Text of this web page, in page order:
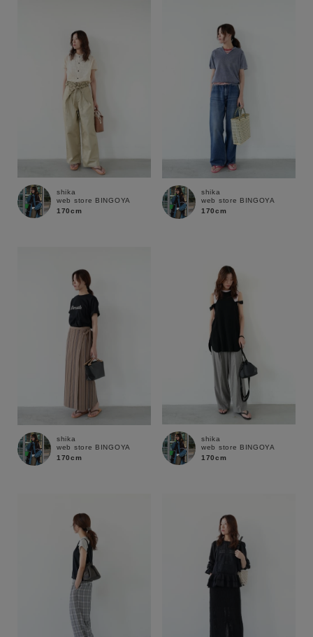
MENS KIDS
ブランド
shika
web store BINGOYA
170cm
shika
web store BINGOYA
170cm
shika
web store BINGOYA
170cm
shika
web store BINGOYA
170cm